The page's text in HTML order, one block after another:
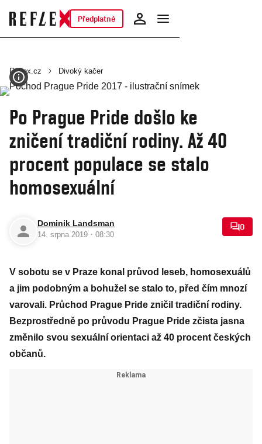
Předplatné
Reflex.cz Divoký kačer
Po Prague Pride došlo ke
zničení tradiční rodiny. Až 40
procent populace se stalo
homosexuální
Dominik Landsman
14. srpna 2019 · 08:30
0
V sobotu se v Praze konal průvod leseb, homosexuálů
a jim podobným a bohužel se stalo to, před čím mnozí
varovali. Průchod Prague Pride zničil tradiční rodiny.
Bezprostředně po průvodu Prague Pride zčista jasna
změnilo svou sexuální orientaci až 40 procent českých
občanů.